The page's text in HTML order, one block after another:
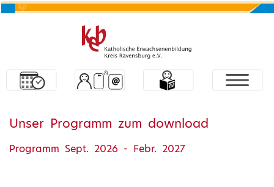
Unser Programm zum download
Programm Sept. 2026 - Febr. 2027